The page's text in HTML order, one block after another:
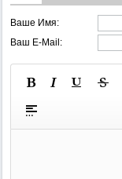
Ваше Имя:
Ваш E-Mail: